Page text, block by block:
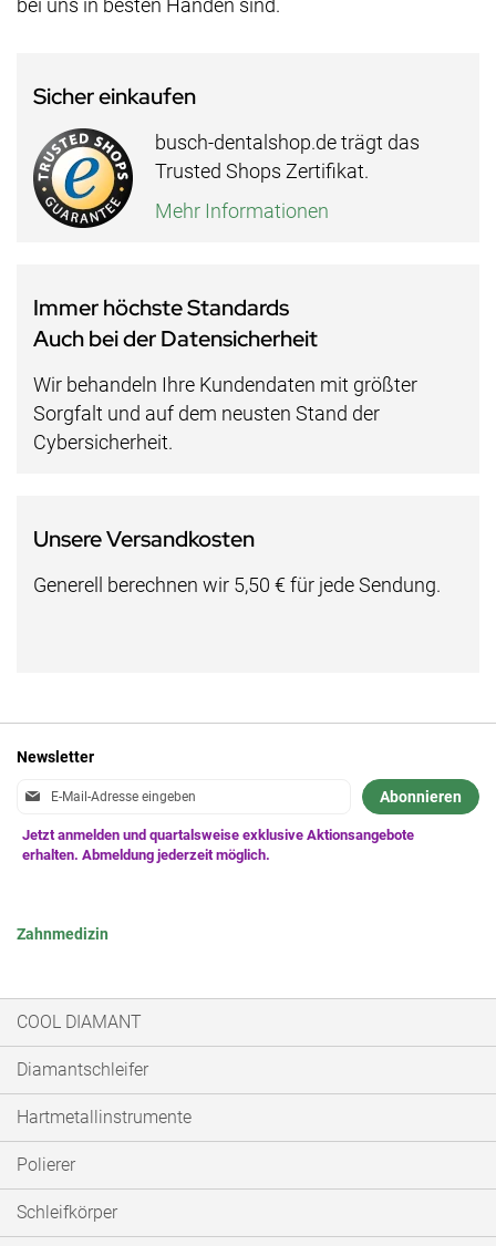
bei uns in besten Händen sind.
Sicher einkaufen
busch-dentalshop.de trägt das
Trusted Shops Zertifikat.
Mehr Informationen
Immer höchste Standards
Auch bei der Datensicherheit
Wir behandeln Ihre Kundendaten mit größter
Sorgfalt und auf dem neusten Stand der
Cybersicherheit.
Unsere Versandkosten
Generell berechnen wir 5,50 € für jede Sendung.
Newsletter
Anmeldung
Newsletter:
Abonnieren
Zahnmedizin
COOL DIAMANT
Diamantschleifer
Hartmetallinstrumente
Polierer
Schleifkörper